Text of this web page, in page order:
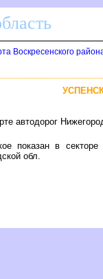
Воскресенского
автодорог
показан в секторе
обл.